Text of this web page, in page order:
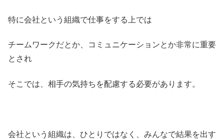
特に会社という組織で仕事をする上では
チームワークだとか、コミュニケーションとか非常に重要
とされ
そこでは、相手の気持ちを配慮する必要があります。
会社という組織は、ひとりではなく、みんなで結果を出す